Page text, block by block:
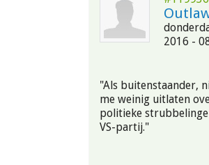
2016 -
"Als buitenstaander,
me weinig uitlaten
politieke
VS-partij."